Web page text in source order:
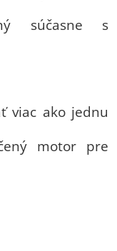
súčasne s
viac ako jednu
motor pre